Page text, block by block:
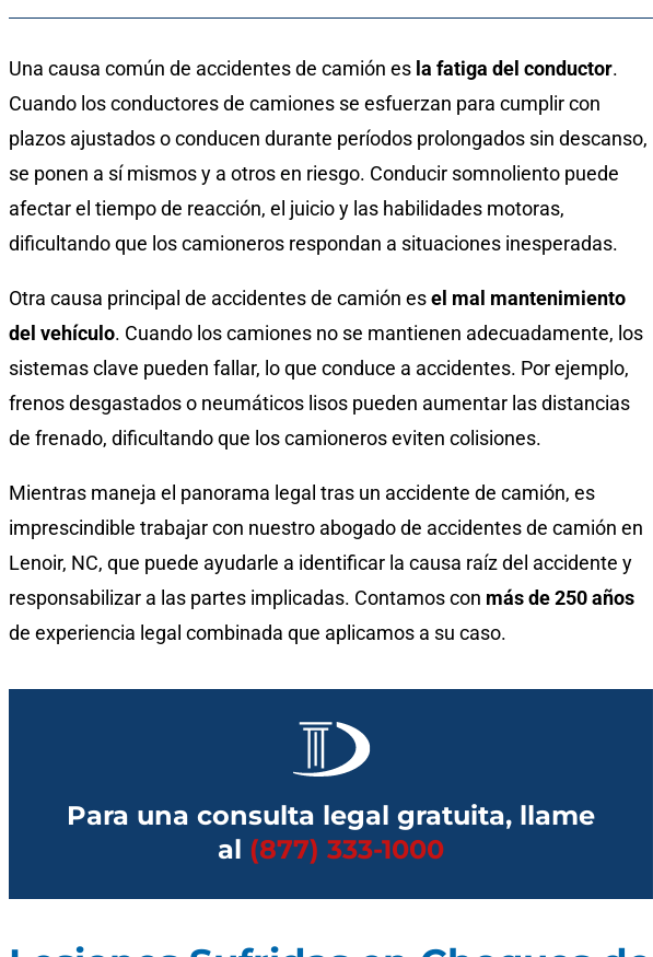
Una causa común de accidentes de camión es la fatiga del conductor.
Cuando los conductores de camiones se esfuerzan para cumplir con
plazos ajustados o conducen durante períodos prolongados sin descanso,
se ponen a sí mismos y a otros en riesgo. Conducir somnoliento puede
afectar el tiempo de reacción, el juicio y las habilidades motoras,
dificultando que los camioneros respondan a situaciones inesperadas.
Otra causa principal de accidentes de camión esel mal mantenimiento
del vehículo. Cuando los camiones no se mantienen adecuadamente, los
sistemas clave pueden fallar, lo que conduce a accidentes. Por ejemplo,
frenos desgastados o neumáticos lisos pueden aumentar las distancias
de frenado, dificultando que los camioneros eviten colisiones.
Mientras maneja el panorama legal tras un accidente de camión, es
imprescindible trabajar con nuestro abogado de accidentes de camión en
Lenoir, NC, que puede ayudarle a identificar la causa raíz del accidente y
responsabilizar a las partes implicadas. Contamos con más de 250 años
de experiencia legal combinada que aplicamos a su caso.
Para una consulta legal gratuita, llame
al (877) 333-1000